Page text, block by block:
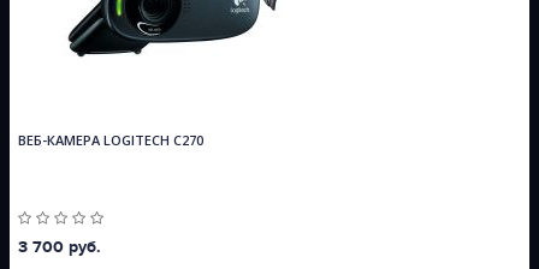
ВЕБ-КАМЕРА LOGITECH C270
3 700 руб.